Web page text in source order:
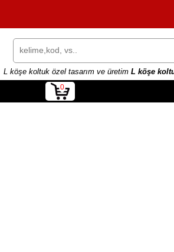
L köşe koltuk özel tasarım ve üretim L köşe
0